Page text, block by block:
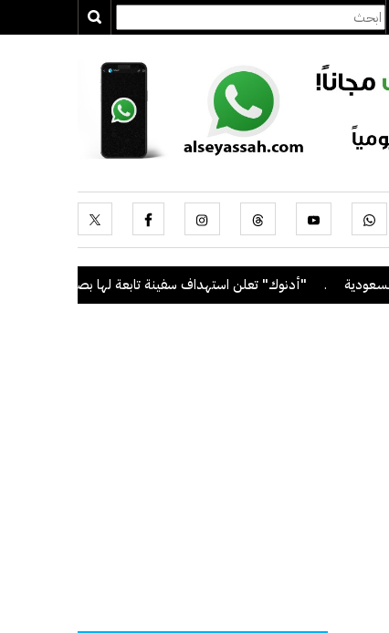
. "أدنوك" تعلن استهداف سفينة تابعة لها بصاروخ أثناء عبورها